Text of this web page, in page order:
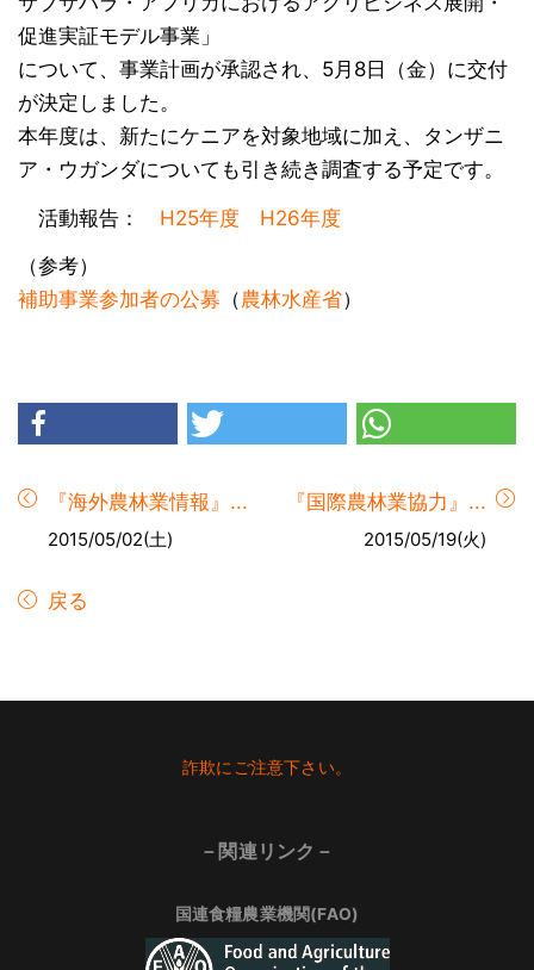
促進実証モデル事業」
について、事業計画が承認され、5月8日（金）に交付
が決定しました。
本年度は、新たにケニアを対象地域に加え、タンザニ
ア・ウガンダについても引き続き調査する予定です。
活動報告： H25年度 H26年度
（参考）
補助事業参加者の公募 （農林水産省）
『海外農林業情報』...
2015/05/02(土)
『国際農林業協力』...
2015/05/19(火)
戻る
詐欺にご注意下さい。
－関連リンク－
国連食糧農業機関(FAO)